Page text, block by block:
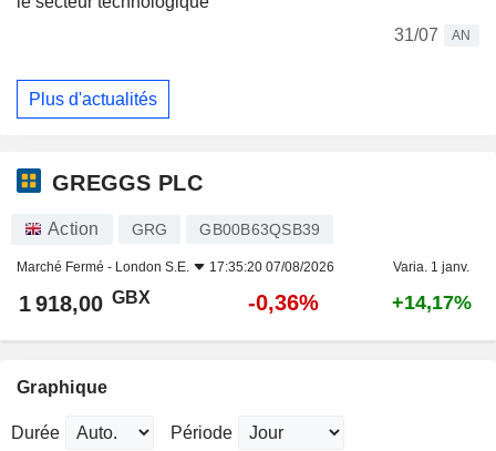
31/07
AN
Plus d'actualités
GREGGS PLC
Action GRG GB00B63QSB39
Marché Fermé - London S.E. 17:35:20 07/08/2026 Varia. 1 janv.
1 918,00 GBX -0,36% +14,17%
Graphique
Durée Période